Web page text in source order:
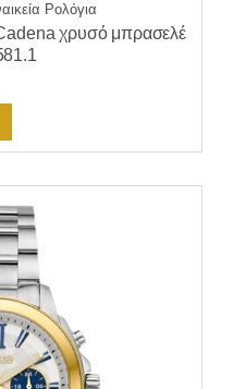
Ρολόγια
χρυσό μπρασελέ